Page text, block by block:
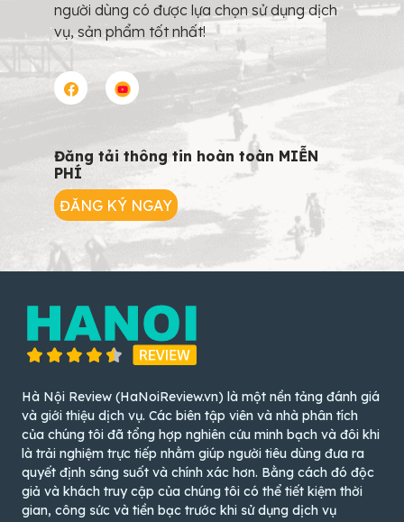
người dùng có được lựa chọn sử dụng dịch
vụ, sản phẩm tốt nhất!
Đăng tải thông tin hoàn toàn MIỄN
PHÍ
ĐĂNG KÝ NGAY
Hà Nội Review (HaNoiReview.vn) là một nền tảng đánh giá
và giới thiệu dịch vụ. Các biên tập viên và nhà phân tích
của chúng tôi đã tổng hợp nghiên cứu minh bạch và đôi khi
là trải nghiệm trực tiếp nhằm giúp người tiêu dùng đưa ra
quyết định sáng suốt và chính xác hơn. Bằng cách đó độc
giả và khách truy cập của chúng tôi có thể tiết kiệm thời
gian, công sức và tiền bạc trước khi sử dụng dịch vụ